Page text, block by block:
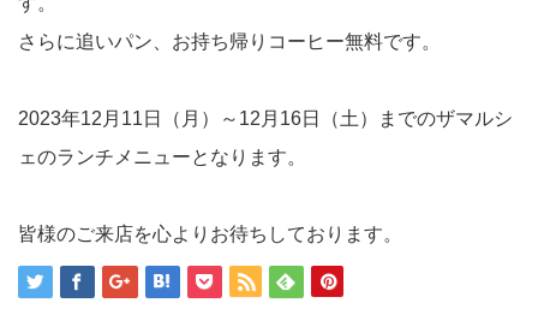
さらに追いパン、お持ち帰りコーヒー無料です。
2023年12月11日（月）～12月16日（土）までのザマルシ
ェのランチメニューとなります。
皆様のご来店を心よりお待ちしております。